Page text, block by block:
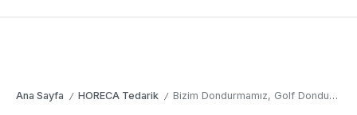
Ana Sayfa / HORECA Tedarik / Bizim Dondurmamız, Golf Dondurma